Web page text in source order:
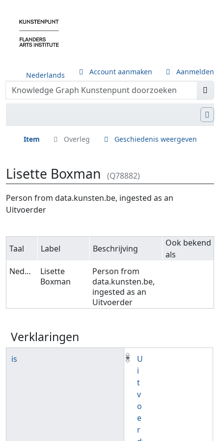
Nederlands Account aanmaken Aanmelden
Item Overleg Geschiedenis weergeven
Lisette Boxman (Q78882)
Ga naar:navigatie,zoeken
Person from data.kunsten.be, ingested as an
Uitvoerder
Taal Label Beschrijving
Ook bekend
als
Nederlands
Lisette
Boxman
Person from
data.kunsten.be,
ingested as an
Uitvoerder
Verklaringen
is
U
i
t
v
o
e
r